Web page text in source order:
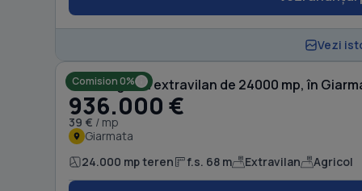
Vezi
Comision 0%
Teren agricol extravilan de 24000 mp, în
936.000 €
39 € / mp
Giarmata
24.000 mp teren f.s. 68 m Extravilan Agricol